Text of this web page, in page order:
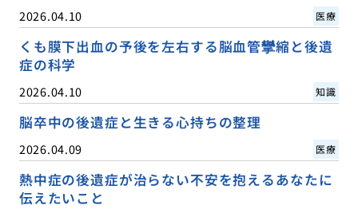
2026.04.10 医療
くも膜下出血の予後を左右する脳血管攣縮と後遺
症の科学
2026.04.10 知識
脳卒中の後遺症と生きる心持ちの整理
2026.04.09 医療
熱中症の後遺症が治らない不安を抱えるあなたに
伝えたいこと